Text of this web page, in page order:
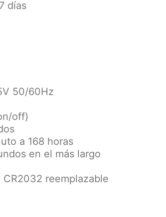
días
50/60Hz
off)
a 168 horas
en el más largo
reemplazable